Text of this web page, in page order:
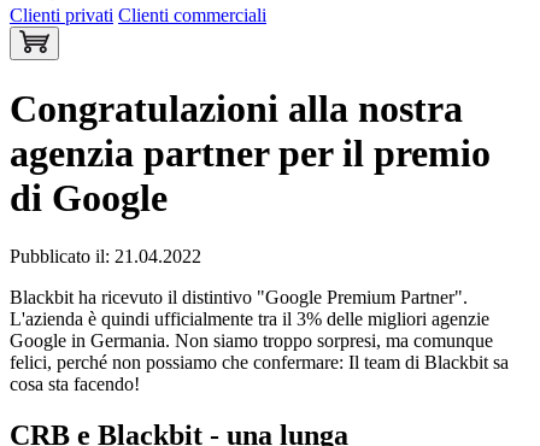
Clienti privati Clienti commerciali
Congratulazioni alla nostra
agenzia partner per il premio
di Google
Pubblicato il: 21.04.2022
Blackbit ha ricevuto il distintivo "Google Premium Partner".
L'azienda è quindi ufficialmente tra il 3% delle migliori agenzie
Google in Germania. Non siamo troppo sorpresi, ma comunque
felici, perché non possiamo che confermare: Il team di Blackbit sa
cosa sta facendo!
CRB e Blackbit - una lunga